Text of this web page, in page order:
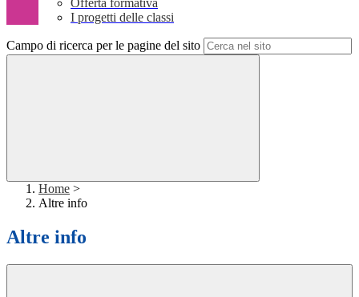
Offerta formativa
I progetti delle classi
Campo di ricerca per le pagine del sito
Home >
Altre info
Altre info